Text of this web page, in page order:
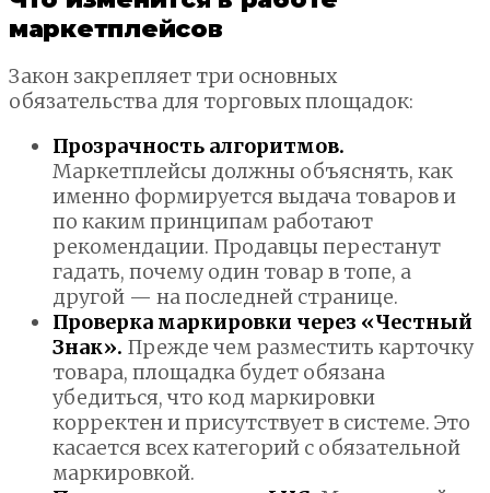
маркетплейсов
Закон закрепляет три основных
обязательства для торговых площадок:
Прозрачность алгоритмов.
Маркетплейсы должны объяснять, как
именно формируется выдача товаров и
по каким принципам работают
рекомендации. Продавцы перестанут
гадать, почему один товар в топе, а
другой — на последней странице.
Проверка маркировки через «Честный
Знак». Прежде чем разместить карточку
товара, площадка будет обязана
убедиться, что код маркировки
корректен и присутствует в системе. Это
касается всех категорий с обязательной
маркировкой.